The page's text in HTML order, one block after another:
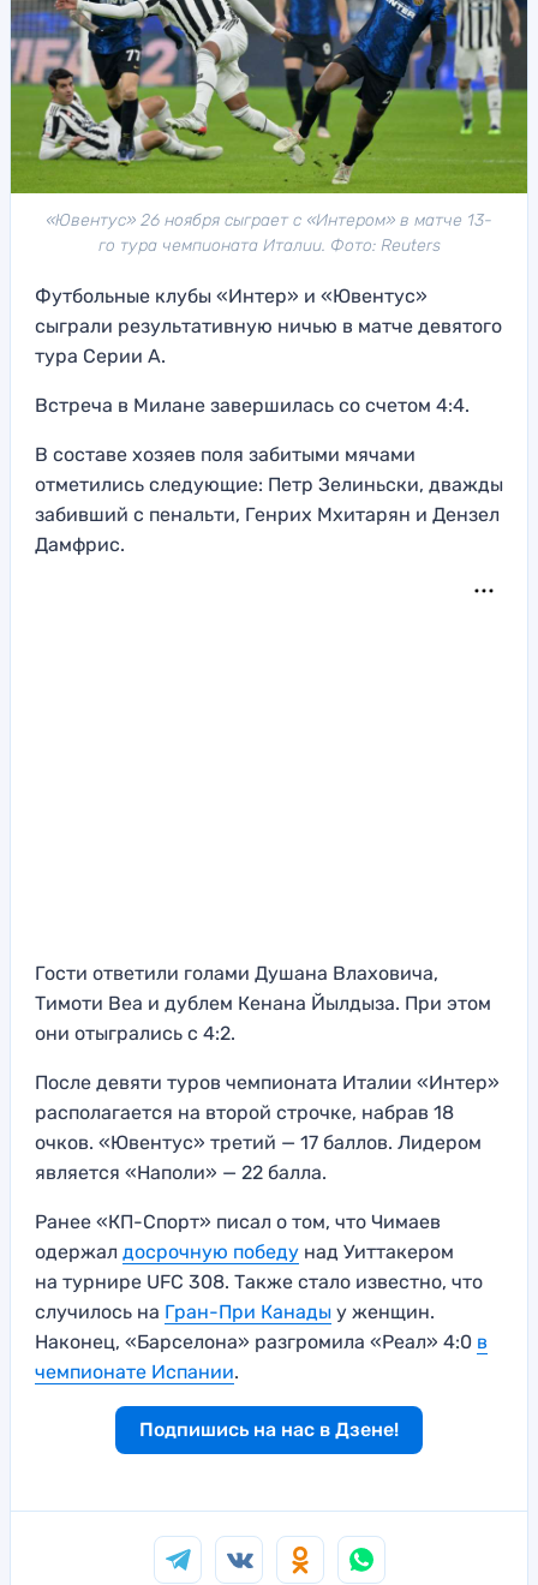
«Ювентус» 26 ноября сыграет с «Интером» в матче 13-
го тура чемпионата Италии. Фото: Reuters
Футбольные клубы «Интер» и «Ювентус»
сыграли результативную ничью в матче девятого
тура Серии А.
Встреча в Милане завершилась со счетом 4:4.
В составе хозяев поля забитыми мячами
отметились следующие: Петр Зелиньски, дважды
забивший с пенальти, Генрих Мхитарян и Дензел
Дамфрис.
Гости ответили голами Душана Влаховича,
Тимоти Веа и дублем Кенана Йылдыза. При этом
они отыгрались с 4:2.
После девяти туров чемпионата Италии «Интер»
располагается на второй строчке, набрав 18
очков. «Ювентус» третий — 17 баллов. Лидером
является «Наполи» — 22 балла.
Ранее «КП-Спорт» писал о том, что Чимаев
одержал досрочную победу над Уиттакером
на турнире UFC 308. Также стало известно, что
случилось на Гран-При Канады у женщин.
Наконец, «Барселона» разгромила «Реал» 4:0 в
чемпионате Испании.
Подпишись на нас в Дзене!